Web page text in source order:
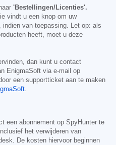
'Bestellingen/Licenties'.
vindt u een knop om uw
indien van toepassing. Let op: als
heeft, moet u deze
dan kunt u contact
EnigmaSoft via e-mail op
een supportticket aan te maken
.
een abonnement op SpyHunter te
het verwijderen van
De kosten hiervoor beginnen